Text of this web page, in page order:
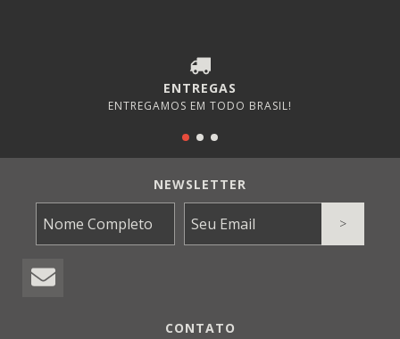
ENTREGAS
ENTREGAMOS EM TODO BRASIL!
NEWSLETTER
CONTATO